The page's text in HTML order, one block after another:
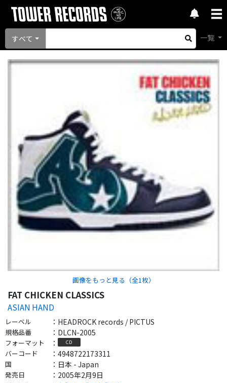
すべて 一覧
画像をもっと見る（全1 枚）
FAT CHICKEN CLASSICS
ASIAN HAND
レーベル ： HEADROCK records / PICTUS
規格品番 ： DLCN-2005
フォーマット ： CD
バーコード ： 4948722173311
国 ： 日本 - Japan
発売日 ： 2005年2月9日